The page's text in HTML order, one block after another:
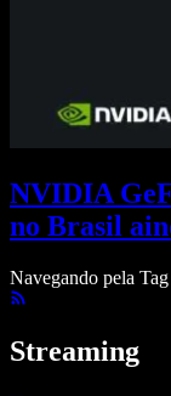
NVIDIA
no Brasil
Navegando pela Tag
Streaming